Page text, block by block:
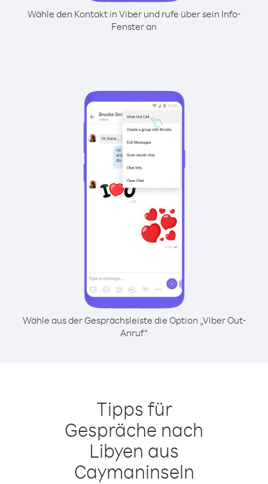
Wähle den Kontakt in Viber und rufe über sein Info-
Fenster an
Wähle aus der Gesprächsleiste die Option „Viber Out-
Anruf“
Tipps für
Gespräche nach
Libyen aus
Caymaninseln